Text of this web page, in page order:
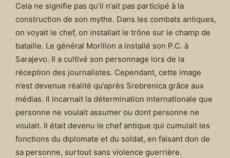
Cela ne signifie pas qu’il n’ait pas participé à la
construction de son mythe. Dans les combats antiques,
on voyait le chef, on installait le trône sur le champ de
bataille. Le général Morillon a installé son P.C. à
Sarajevo. Il a cultivé son personnage lors de la
réception des journalistes. Cependant, cette image
n’est devenue réalité qu’après Srebrenica grâce aux
médias. Il incarnait la détermination internationale que
personne ne voulait assumer ou dont personne ne
voulait. Il était devenu le chef antique qui cumulait les
fonctions du diplomate et du soldat, en faisant don de
sa personne, surtout sans violence guerrière.